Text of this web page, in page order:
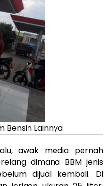
Bensin Lainnya
awak media pernah
dimana BBM jenis
dijual kembali. Di